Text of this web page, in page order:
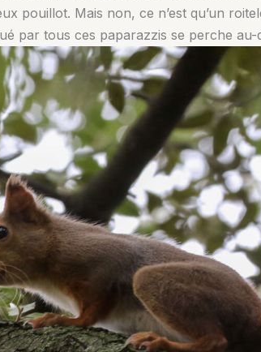
pouillot. Mais non, ce n’est qu’un
par tous ces paparazzis se perche